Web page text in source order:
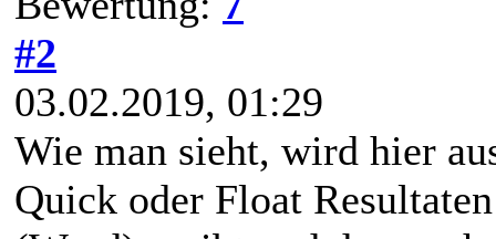
#2
03.02.2019, 01:29
Wie man sieht, wird hier
Quick oder Float